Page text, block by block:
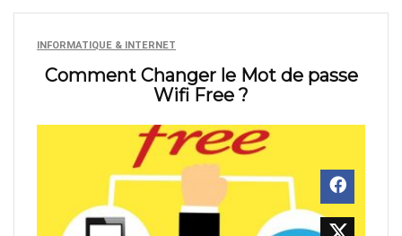
INFORMATIQUE & INTERNET
Comment Changer le Mot de passe
Wifi Free ?